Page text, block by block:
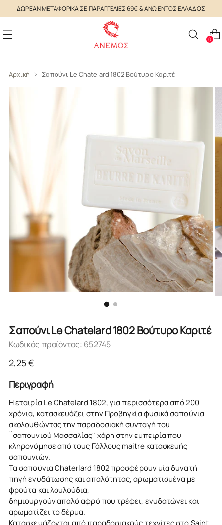
ΔΩΡΕΑΝ ΜΕΤΑΦΟΡΙΚΑ ΣΕ ΠΑΡΑΓΓΕΛΙΕΣ 69€ & ΑΝΩ ΕΝΤΟΣ ΕΛΛΑΔΟΣ
0
Αρχική Σαπούνι Le Chatelard 1802 Βούτυρο Καριτέ
Σαπούνι Le Chatelard 1802 Βούτυρο Καριτέ
Κωδικός προϊόντος: 652745
Κανονική
2,25 €
Περιγραφή
Η εταιρία Le Chatelard 1802, για περισσότερα από 200
χρόνια, κατασκευάζει στην Προβηγκία φυσικά σαπούνια
ακολουθώντας την παραδοσιακή συνταγή του
¨σαπουνιού Μασσαλίας" χάρη στην εμπειρία που
κληρονόμησε από τους Γάλλους maitre κατασκευής
σαπουνιών.
Τα σαπούνια Chaterlard 1802 προσφέρουν μία δυνατή
πηγή ενυδάτωσης και απαλότητας, αρωματισμένα με
φρούτα και λουλούδια,
δημιουργούν απαλό αφρό που τρέφει, ενυδατώνει και
αρωματίζει το δέρμα.
Κατασκευάζονται από παραδοσιακούς τεχνίτες στο Saint